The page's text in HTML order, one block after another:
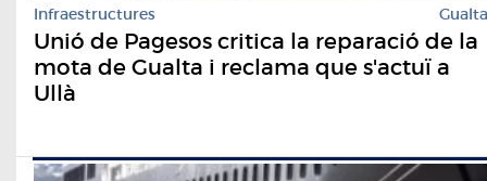
Infraestructures Gualta
Unió de Pagesos critica la reparació de la
mota de Gualta i reclama que s'actuï a
Ullà